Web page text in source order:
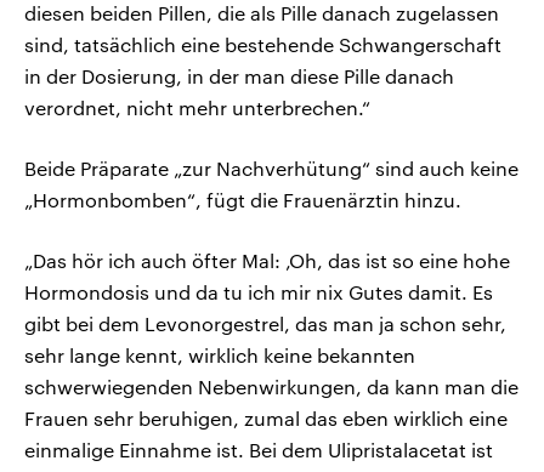
diesen beiden Pillen, die als Pille danach zugelassen
sind, tatsächlich eine bestehende Schwangerschaft
in der Dosierung, in der man diese Pille danach
verordnet, nicht mehr unterbrechen.“
Beide Präparate „zur Nachverhütung“ sind auch keine
„Hormonbomben“, fügt die Frauenärztin hinzu.
„Das hör ich auch öfter Mal: ‚Oh, das ist so eine hohe
Hormondosis und da tu ich mir nix Gutes damit. Es
gibt bei dem Levonorgestrel, das man ja schon sehr,
sehr lange kennt, wirklich keine bekannten
schwerwiegenden Nebenwirkungen, da kann man die
Frauen sehr beruhigen, zumal das eben wirklich eine
einmalige Einnahme ist. Bei dem Ulipristalacetat ist